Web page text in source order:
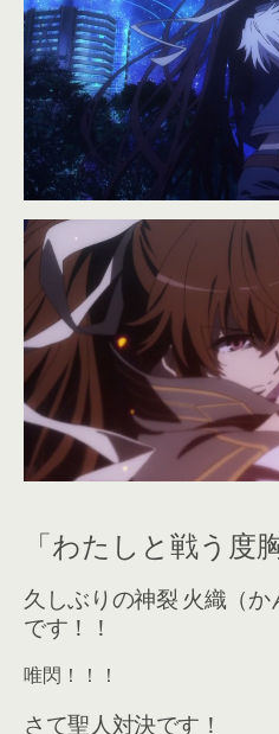
「わたしと戦う度
久しぶりの神裂 火織（
です！！
唯閃！！！
さて聖人対決です！